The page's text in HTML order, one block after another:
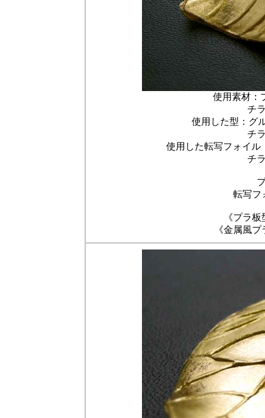
使用素材：
チ
使用した型：グ
チ
使用した転写フォイル
チ
転写フ
《プラ
《金属風